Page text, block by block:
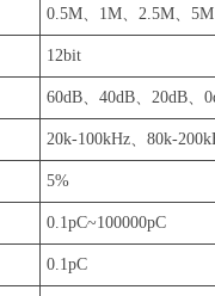
0.5M、1M、2.5M、
12bit
60dB、40dB、20dB、
20k-100kHz、80k-
5%
0.1pC~100000pC
0.1pC